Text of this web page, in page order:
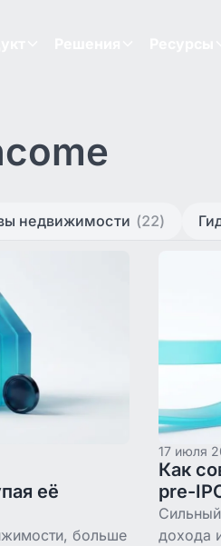
недвижимости (22)
её
больше
17 июля
Как
pre-
дохода